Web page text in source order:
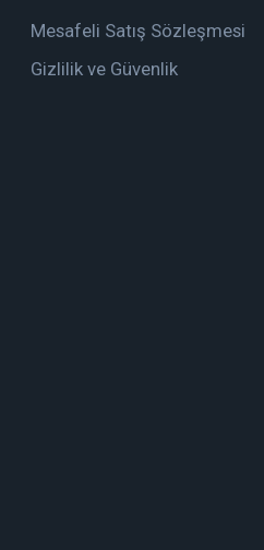
Mesafeli Satış Sözleşmesi
Gizlilik ve Güvenlik